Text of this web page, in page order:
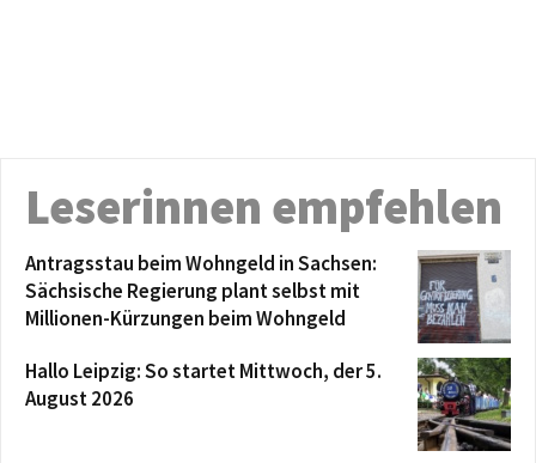
Leserinnen empfehlen
Antragsstau beim Wohngeld in Sachsen:
Sächsische Regierung plant selbst mit
Millionen-Kürzungen beim Wohngeld
Hallo Leipzig: So startet Mittwoch, der 5.
August 2026